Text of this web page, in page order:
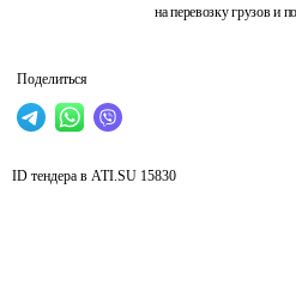
на перевозку грузов и
Поделиться
ID тендера в ATI.SU 15830